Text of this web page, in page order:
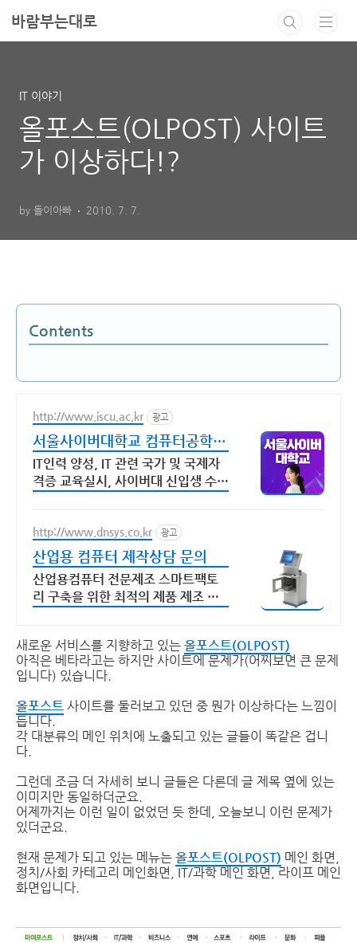
바람부는대로
IT 이야기
올포스트(OLPOST) 사이트
가 이상하다!?
by 돌이아빠 2010. 7. 7.
Contents
http://www.iscu.ac.kr 광고
서울사이버대학교 컴퓨터공학과
2026 가을학기 신편입생
IT인력 양성, IT 관련 국가 및 국제자
격증 교육실시, 사이버대 신입생 수 1
http://www.dnsys.co.kr 광고
산업용 컴퓨터 제작상담 문의
산업용컴퓨터 전문제조 스마트팩토
리 구축을 위한 최적의 제품 제조 생
새로운 서비스를 지향하고 있는 올포스트(OLPOST)
아직은 베타라고는 하지만 사이트에 문제가(어찌보면 큰 문제
입니다) 있습니다.
올포스트 사이트를 둘러보고 있던 중 뭔가 이상하다는 느낌이
듭니다.
각 대분류의 메인 위치에 노출되고 있는 글들이 똑같은 겁니
다.
그런데 조금 더 자세히 보니 글들은 다른데 글 제목 옆에 있는
이미지만 동일하더군요.
어제까지는 이런 일이 없었던 듯 한데, 오늘보니 이런 문제가
있더군요.
현재 문제가 되고 있는 메뉴는 올포스트(OLPOST) 메인 화면,
정치/사회 카테고리 메인화면, IT/과학 메인 화면, 라이프 메인
화면입니다.